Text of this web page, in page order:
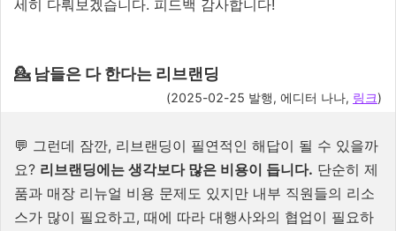
세히 다뤄보겠습니다. 피드백 감사합니다!
💁 남들은 다 한다는 리브랜딩
(2025-02-25 발행, 에디터 나나, 링크)
💬 그런데 잠깐, 리브랜딩이 필연적인 해답이 될 수 있을까
요? 리브랜딩에는 생각보다 많은 비용이 듭니다. 단순히 제
품과 매장 리뉴얼 비용 문제도 있지만 내부 직원들의 리소
스가 많이 필요하고, 때에 따라 대행사와의 협업이 필요하